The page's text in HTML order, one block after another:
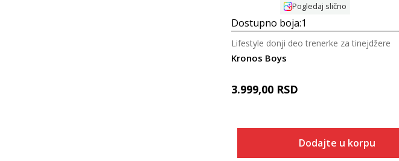
Pogledaj slično
Dostupno boja:1
Kronos Boys
Lifestyle donji deo trenerke za tinejdžere
3.999,00 RSD
Dodajte u korpu